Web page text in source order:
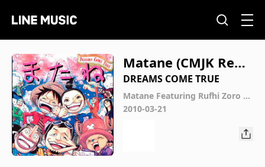
Matane (CMJK Remi
x)
DREAMS COME TRUE
Matane Featuring Rufhi Zoro N
ami Usoppu Sanji Cyoppa Robi
2010-03-21